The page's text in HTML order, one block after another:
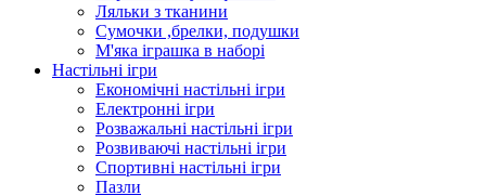
Ляльки з тканини
Сумочки ,брелки, подушки
М'яка іграшка в наборі
Настільні ігри
Економічні настільні ігри
Електронні ігри
Розважальні настільні ігри
Розвиваючі настільні ігри
Спортивні настільні ігри
Пазли